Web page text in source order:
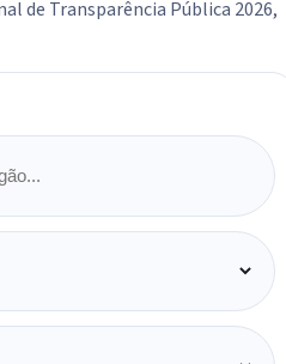
de Transparência Pública 2026,